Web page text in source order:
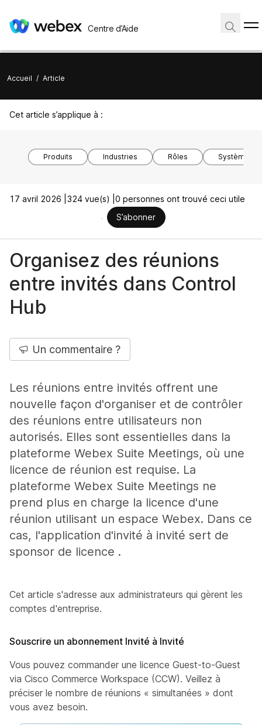
Centre d’Aide
Accueil / Article
Cet article s’applique à :
Produits Industries Rôles Système
17 avril 2026 | 324 vue(s) | 0 personnes ont trouvé ceci utile
S’abonner
Organisez des réunions
entre invités dans Control
Hub
Un commentaire ?
Les réunions entre invités offrent une
nouvelle façon d'organiser et de contrôler
des réunions entre utilisateurs non
autorisés. Elles sont essentielles dans la
plateforme Webex Suite Meetings, où une
licence de réunion est requise. La
plateforme Webex Suite Meetings ne
prend plus en charge la licence d'une
réunion utilisant un espace Webex. Dans ce
cas, l'application d'invité à invité sert de
sponsor de licence .
Cet article s'adresse aux administrateurs qui gèrent les
comptes d'entreprise.
Souscrire un abonnement Invité à Invité
Vous pouvez commander une licence Guest-to-Guest
via Cisco Commerce Workspace (CCW). Veillez à
préciser le nombre de réunions « simultanées » dont
vous avez besoin.